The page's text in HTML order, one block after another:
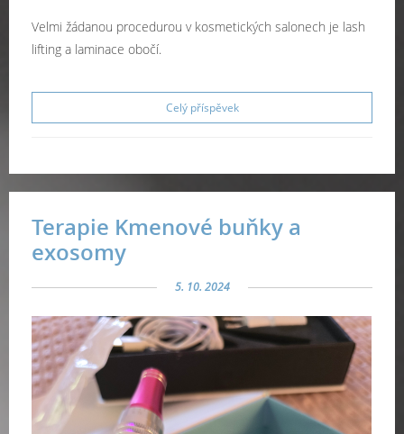
Velmi žádanou procedurou v kosmetických salonech je lash
lifting a laminace obočí.
Celý příspěvek
Terapie Kmenové buňky a
exosomy
5. 10. 2024